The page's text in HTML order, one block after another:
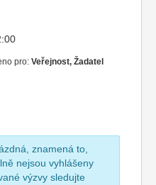
pro: Veřejnost, Žadatel
znamená to,
nejsou vyhlášeny
výzvy sledujte